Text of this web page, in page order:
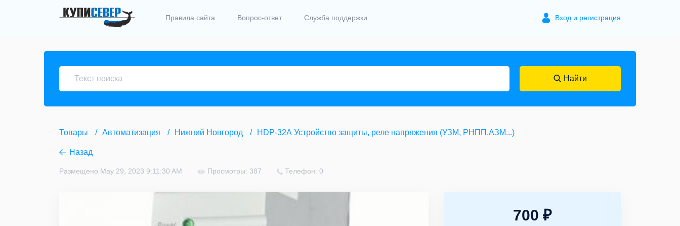
Правила сайта Вопрос-ответ Служба поддержки Вход и регистрация
Найти
Товары Автоматизация Нижний Новгород HDP-32А Устройство защиты, реле напряжения (УЗМ, РНПП,АЗМ...)
Назад
Размещено May 29, 2023 9:11:30 AM Просмотры: 387 Телефон: 0
700 ₽